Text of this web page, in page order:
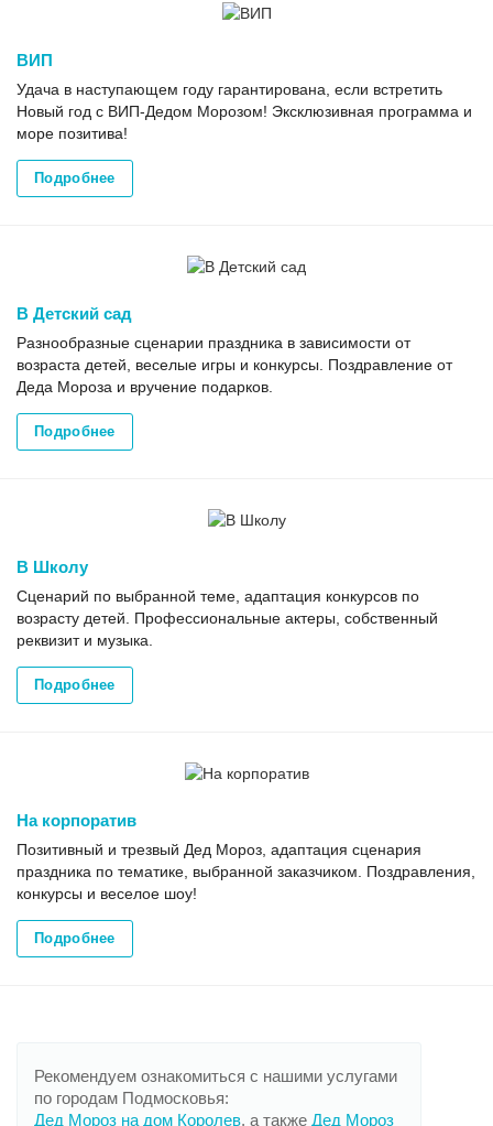
ВИП
Удача в наступающем году гарантирована, если встретить
Новый год с ВИП-Дедом Морозом! Эксклюзивная программа и
море позитива!
Подробнее
В Детский сад
Разнообразные сценарии праздника в зависимости от
возраста детей, веселые игры и конкурсы. Поздравление от
Деда Мороза и вручение подарков.
Подробнее
В Школу
Сценарий по выбранной теме, адаптация конкурсов по
возрасту детей. Профессиональные актеры, собственный
реквизит и музыка.
Подробнее
На корпоратив
Позитивный и трезвый Дед Мороз, адаптация сценария
праздника по тематике, выбранной заказчиком. Поздравления,
конкурсы и веселое шоу!
Подробнее
Рекомендуем ознакомиться с нашими услугами
по городам Подмосковья:
Дед Мороз на дом Королев, а также Дед Мороз